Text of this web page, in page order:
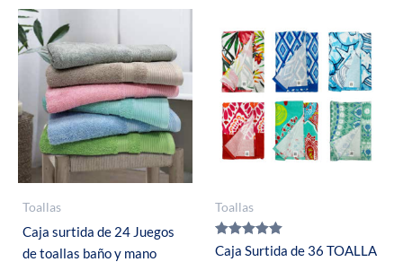
Toallas
Caja surtida de 24 Juegos
de toallas baño y mano
Toallas
Valorado con
Caja Surtida de 36 TOALLA